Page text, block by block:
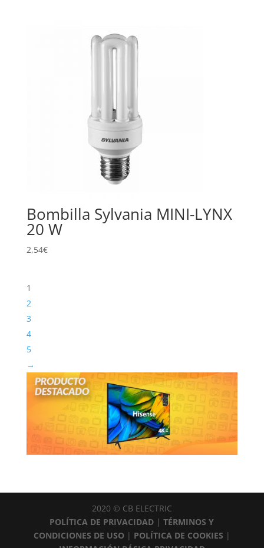
Bombilla Sylvania MINI-LYNX
20 W
2,54€
1
2
3
4
5
→
2020 © CB ELECTRIC
POLÍTICA DE PRIVACIDAD |TÉRMINOS Y
CONDICIONES DE USO | POLÍTICA DE COOKIES |